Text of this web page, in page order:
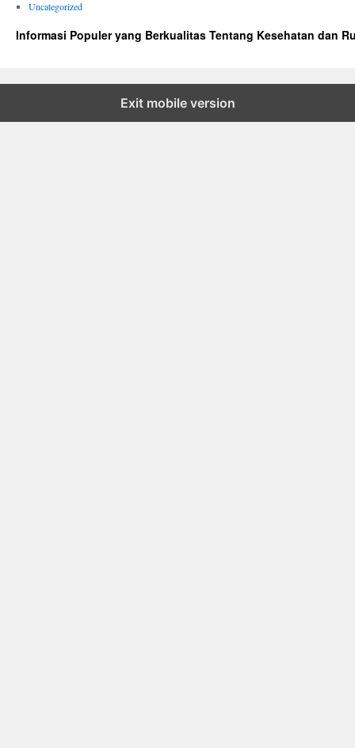
Uncategorized
Informasi Populer yang Berkualitas Tentang Kesehatan dan
Exit mobile version